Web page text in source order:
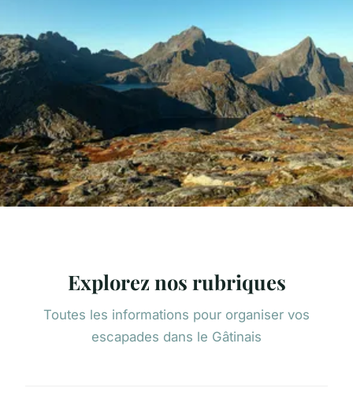
Explorez nos rubriques
Toutes les informations pour organiser vos
escapades dans le Gâtinais